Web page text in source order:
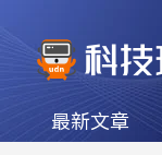
最新文章